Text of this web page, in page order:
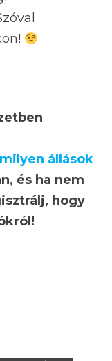
állások
és ha nem
hogy